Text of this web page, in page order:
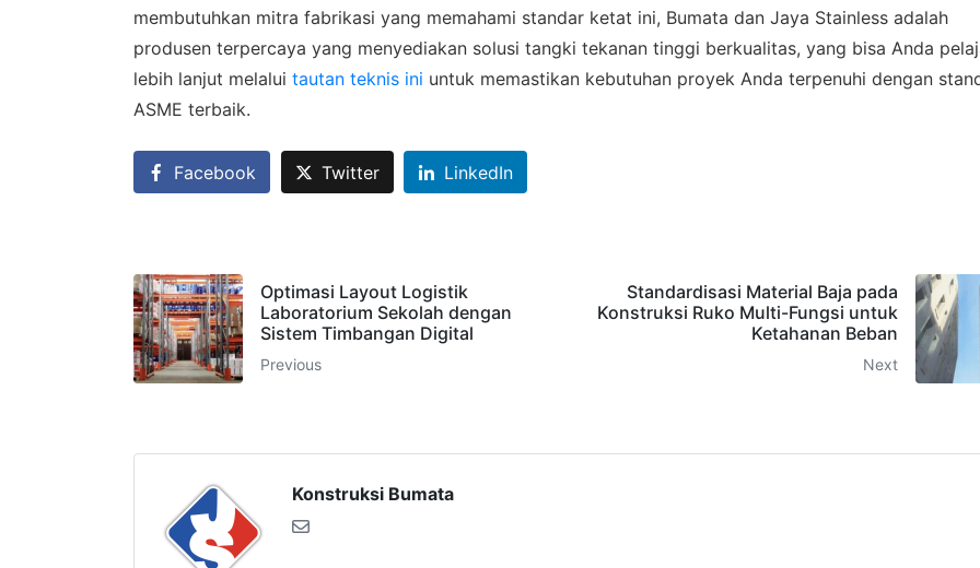
membutuhkan mitra fabrikasi yang memahami standar ketat ini, Bumata dan Jaya Stainless adalah
produsen terpercaya yang menyediakan solusi tangki tekanan tinggi berkualitas, yang bisa Anda
lebih lanjut melalui tautan teknis ini untuk memastikan kebutuhan proyek Anda terpenuhi dengan
ASME terbaik.
Facebook Twitter LinkedIn
Optimasi Layout Logistik
Laboratorium Sekolah dengan
Sistem Timbangan Digital
Previous
Standardisasi Material Baja pada
Konstruksi Ruko Multi-Fungsi untuk
Ketahanan Beban
Next
Konstruksi Bumata